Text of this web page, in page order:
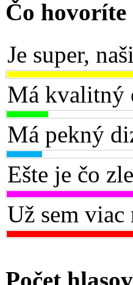
Čo
Je super,
Má kvalitný
Má pekný
Ešte je čo
Už sem
Počet hlasov